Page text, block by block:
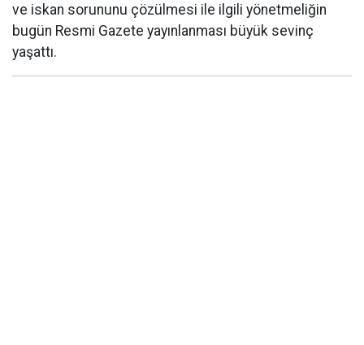
ve iskan sorununu çözülmesi ile ilgili yönetmeliğin
bugün Resmi Gazete yayınlanması büyük sevinç
yaşattı.